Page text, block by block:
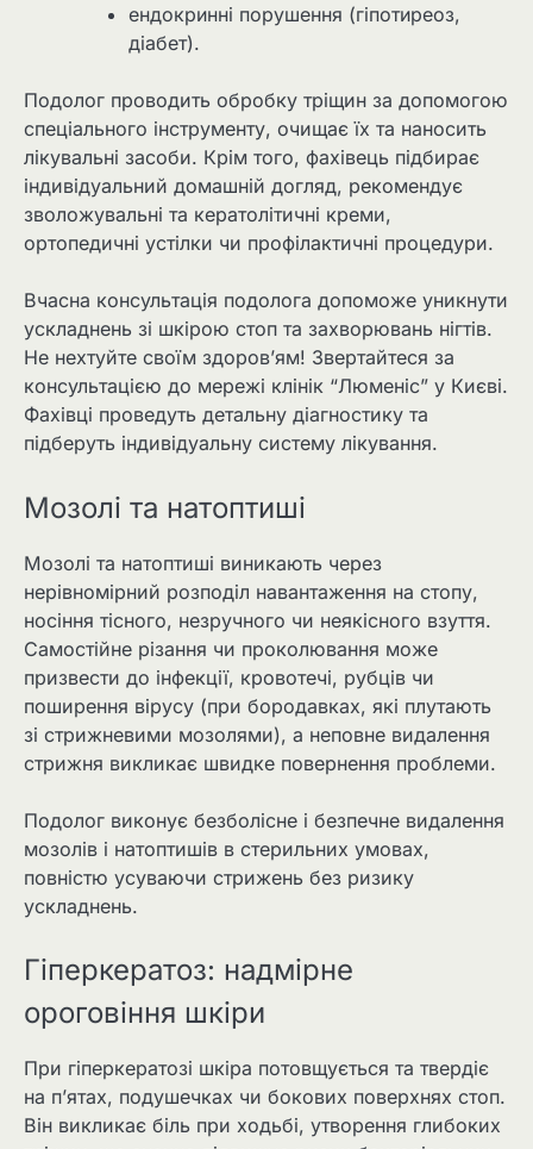
ендокринні порушення (гіпотиреоз,
діабет).
Подолог проводить обробку тріщин за допомогою
спеціального інструменту, очищає їх та наносить
лікувальні засоби. Крім того, фахівець підбирає
індивідуальний домашній догляд, рекомендує
зволожувальні та кератолітичні креми,
ортопедичні устілки чи профілактичні процедури.
Вчасна консультація подолога допоможе уникнути
ускладнень зі шкірою стоп та захворювань нігтів.
Не нехтуйте своїм здоров’ям! Звертайтеся за
консультацією до мережі клінік “Люменіс” у Києві.
Фахівці проведуть детальну діагностику та
підберуть індивідуальну систему лікування.
Мозолі та натоптиші
Мозолі та натоптиші виникають через
нерівномірний розподіл навантаження на стопу,
носіння тісного, незручного чи неякісного взуття.
Самостійне різання чи проколювання може
призвести до інфекції, кровотечі, рубців чи
поширення вірусу (при бородавках, які плутають
зі стрижневими мозолями), а неповне видалення
стрижня викликає швидке повернення проблеми.
Подолог виконує безболісне і безпечне видалення
мозолів і натоптишів в стерильних умовах,
повністю усуваючи стрижень без ризику
ускладнень.
Гіперкератоз: надмірне
ороговіння шкіри
При гіперкератозі шкіра потовщується та твердіє
на п’ятах, подушечках чи бокових поверхнях стоп.
Він викликає біль при ходьбі, утворення глибоких